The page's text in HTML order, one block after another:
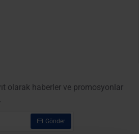
olarak haberler ve promosyonlar
Gönder